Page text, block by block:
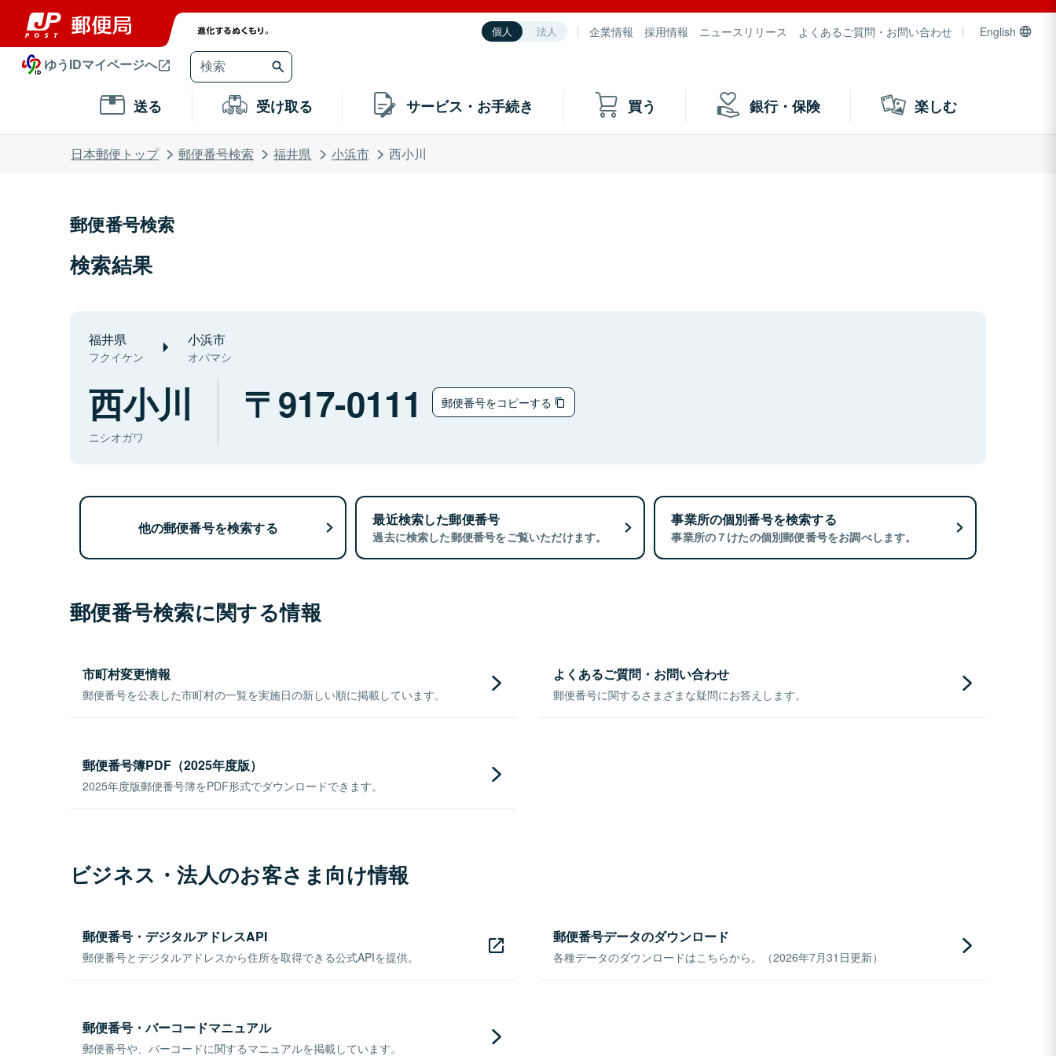
個人 法人 企業情報 採用情報 ニュースリリース よくあるご質問・お問い合わせ English
ゆうIDマイページへ
送る 受け取る サービス・お手続き 買う 銀行・保険 楽しむ
日本郵便トップ 郵便番号検索 福井県 小浜市 西小川
郵便番号検索
検索結果
福井県
フクイケン
小浜市
オバマシ
西小川
ニシオガワ
917-0111 郵便番号をコピーする
他の郵便番号を検索する 最近検索した郵便番号
過去に検索した郵便番号をご覧いただけます。
事業所の個別番号を検索する
事業所の７けたの個別郵便番号をお調べします。
郵便番号検索に関する情報
市町村変更情報
郵便番号を公表した市町村の一覧を実施日の新しい順に掲載しています。
よくあるご質問・お問い合わせ
郵便番号に関するさまざまな疑問にお答えします。
郵便番号簿PDF（2025年度版）
2025年度版郵便番号簿をPDF形式でダウンロードできます。
ビジネス・法人のお客さま向け情報
郵便番号・デジタルアドレスAPI
郵便番号とデジタルアドレスから住所を取得できる公式APIを提供。
郵便番号データのダウンロード
各種データのダウンロードはこちらから。（2026年7月31日更新）
郵便番号・バーコードマニュアル
郵便番号や、バーコードに関するマニュアルを掲載しています。